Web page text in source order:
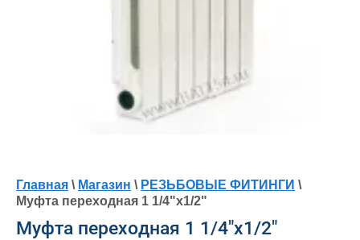
Главная \ Магазин \ РЕЗЬБОВЫЕ ФИТИНГИ \
Муфта переходная 1 1/4"х1/2"
Муфта переходная 1 1/4"х1/2"